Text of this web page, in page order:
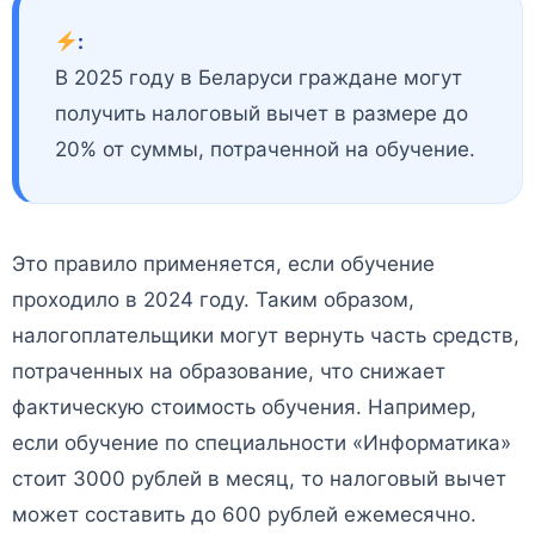
:
В 2025 году в Беларуси граждане могут
получить налоговый вычет в размере до
20% от суммы, потраченной на обучение.
Это правило применяется, если обучение
проходило в 2024 году. Таким образом,
налогоплательщики могут вернуть часть средств,
потраченных на образование, что снижает
фактическую стоимость обучения. Например,
если обучение по специальности «Информатика»
стоит 3000 рублей в месяц, то налоговый вычет
может составить до 600 рублей ежемесячно.